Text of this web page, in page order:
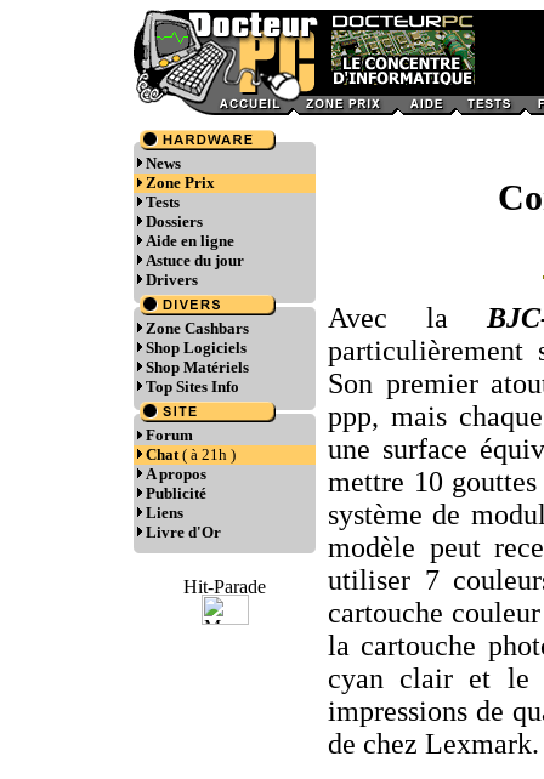
News
Zone Prix
Tests
Dossiers
Aide en ligne
Astuce du jour
Drivers
Zone Cashbars
Shop Logiciels
Shop Matériels
Top Sites Info
Forum
Chat( à 21h )
A propos
Publicité
Liens
Livre d'Or
Avec la
particulièrement
Son premier
ppp, mais
une surface
mettre 10
système de
modèle peut
utiliser 7
cartouche
la cartouche
cyan clair et le
impressions de
de chez Lexmark.